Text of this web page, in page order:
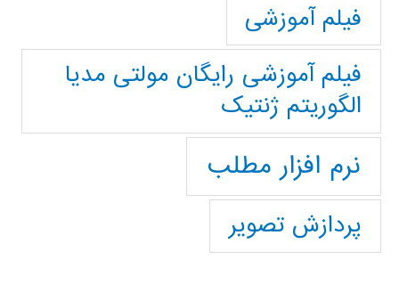
فیلم آموزشی
فیلم آموزشی رایگان مولتی مدیا
الگوریتم ژنتیک
نرم افزار مطلب
پردازش تصویر